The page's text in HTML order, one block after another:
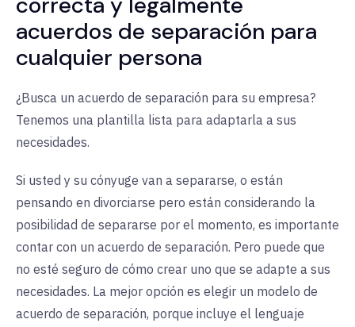
acuerdos de separación para
cualquier persona
¿Busca un acuerdo de separación para su empresa?
Tenemos una plantilla lista para adaptarla a sus
necesidades.
Si usted y su cónyuge van a separarse, o están
pensando en divorciarse pero están considerando la
posibilidad de separarse por el momento, es importante
contar con un acuerdo de separación. Pero puede que
no esté seguro de cómo crear uno que se adapte a sus
necesidades. La mejor opción es elegir un modelo de
acuerdo de separación, porque incluye el lenguaje